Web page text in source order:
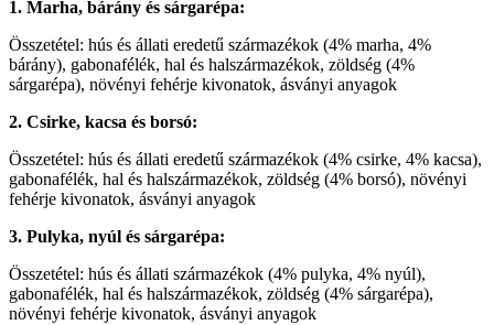
1. Marha, bárány és sárgarépa:
Összetétel: hús és állati eredetű származékok (4% marha, 4%
bárány), gabonafélék, hal és halszármazékok, zöldség (4%
sárgarépa), növényi fehérje kivonatok, ásványi anyagok
2. Csirke, kacsa és borsó:
Összetétel: hús és állati eredetű származékok (4% csirke, 4% kacsa),
gabonafélék, hal és halszármazékok, zöldség (4% borsó), növényi
fehérje kivonatok, ásványi anyagok
3. Pulyka, nyúl és sárgarépa:
Összetétel: hús és állati származékok (4% pulyka, 4% nyúl),
gabonafélék, hal és halszármazékok, zöldség (4% sárgarépa),
növényi fehérje kivonatok, ásványi anyagok